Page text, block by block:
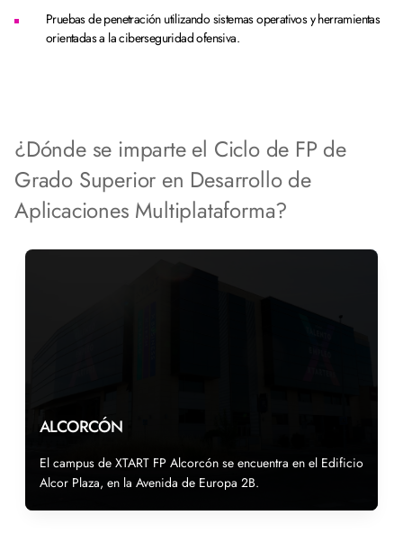
Pruebas de penetración utilizando sistemas operativos y herramientas
orientadas a la ciberseguridad ofensiva.
¿Dónde se imparte el Ciclo de FP de
Grado Superior en Desarrollo de
Aplicaciones Multiplataforma?
ALCORCÓN
El campus de XTART FP Alcorcón se encuentra en el Edificio
Alcor Plaza, en la Avenida de Europa 2B.